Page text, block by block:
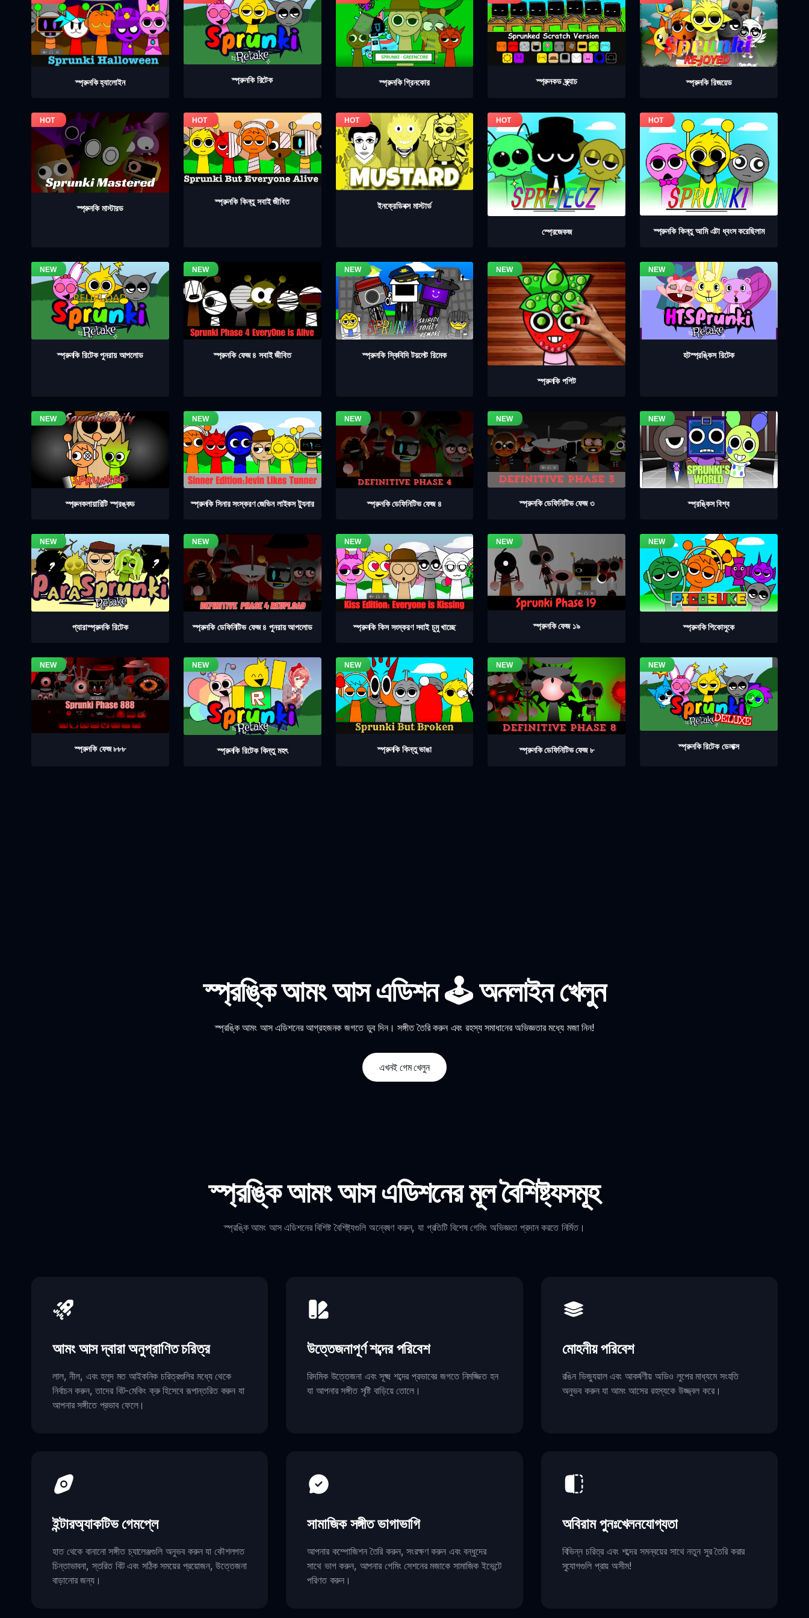
স্প্রুনকি হ্যালোইন স্প্রুনকি রিটেক স্প্রুনকি গ্রিনকোর স্প্রুনকড স্ক্র্যাচ স্প্রুনকি রিজয়েড
স্প্রুনকি মাস্টারড
স্প্রুনকি কিন্তু সবাই জীবিত ইনক্রেডিবক্স মাস্টার্ড
স্প্রেজেকজ স্প্রুনকি কিন্তু আমি এটা ধ্বংস করেছিলাম
স্প্রুনকি রিটেক পুনরায় আপলোড স্প্রুনকি ফেজ ৪ সবাই জীবিত স্প্রুনকি স্কিবিদি টয়লেট রিমেক
স্প্রুনকি পপিট
হটস্প্রঙ্কিস রিটেক
স্প্রুনকলায়ারিটি স্প্রঙ্কড স্প্রুনকি সিনার সংস্করণ জেভিন লাইকস ট্যুনার স্প্রুনকি ডেফিনিটিভ ফেজ ৪ স্প্রুনকি ডেফিনিটিভ ফেজ ৩ স্প্রঙ্কিস বিশ্ব
প্যারাস্প্রুনকি রিটেক স্প্রুনকি ডেফিনিটিভ ফেজ ৪ পুনরায় আপলোড স্প্রুনকি কিস সংস্করণ সবাই চুমু খাচ্ছে স্প্রুনকি ফেজ ১৯ স্প্রুনকি পিকোসুকে
স্প্রুনকি ফেজ ৮৮৮ স্প্রুনকি রিটেক কিন্তু মহৎ স্প্রুনকি কিন্তু ভাঙা স্প্রুনকি ডেফিনিটিভ ফেজ ৮ স্প্রুনকি রিটেক ডেলাক্স
স্প্রঙ্কি আমং আস এডিশন 🕹️ অনলাইন খেলুন
স্প্রঙ্কি আমং আস এডিশনের আগ্রহজনক জগতে ডুব দিন। সঙ্গীত তৈরি করুন এবং রহস্য সমাধানের অভিজ্ঞতার মধ্যে মজা নিন!
এখনই গেম খেলুন
স্প্রঙ্কি আমং আস এডিশনের মূল বৈশিষ্ট্যসমূহ
স্প্রঙ্কি আমং আস এডিশনের বিশিষ্ট বৈশিষ্ট্যগুলি অন্বেষণ করুন, যা প্রতিটি বিশেষ গেমিং অভিজ্ঞতা প্রদান করতে নির্মিত।
আমং আস দ্বারা অনুপ্রাণিত চরিত্র
লাল, নীল, এবং হলুদ মত আইকনিক চরিত্রগুলির মধ্যে থেকে
নির্বাচন করুন, তাদের বিট-মেকিং ক্রু হিসেবে রূপান্তরিত করুন যা
আপনার সঙ্গীতে প্রভাব ফেলে।
উত্তেজনাপূর্ণ শব্দের পরিবেশ
রিদমিক উত্তেজনা এবং সূক্ষ্ম শব্দের প্রভাবের জগতে নিমজ্জিত হন
যা আপনার সঙ্গীত সৃষ্টি বাড়িয়ে তোলে।
মোহনীয় পরিবেশ
রঙিন ভিজ্যুয়াল এবং আকর্ষণীয় অডিও লুপের মাধ্যমে সংহতি
অনুভব করুন যা আমং আসের রহস্যকে উজ্জ্বল করে।
ইন্টারঅ্যাকটিভ গেমপ্লে
হাত থেকে বানানো সঙ্গীত চ্যালেঞ্জগুলি অনুভব করুন যা কৌশলগত
চিন্তাভাবনা, স্তরিত বিট এবং সঠিক সময়ের প্রয়োজন, উত্তেজনা
বাড়ানোর জন্য।
সামাজিক সঙ্গীত ভাগাভাগি
আপনার কম্পোজিশন তৈরি করুন, সংরক্ষণ করুন এবং বন্ধুদের
সাথে ভাগ করুন, আপনার গেমিং সেশনের মজাকে সামাজিক ইভেন্টে
পরিণত করুন।
অবিরাম পুনঃখেলনযোগ্যতা
বিভিন্ন চরিত্র এবং শব্দের সমন্বয়ের সাথে নতুন সুর তৈরি করার
সুযোগগুলি প্রায় অসীম!